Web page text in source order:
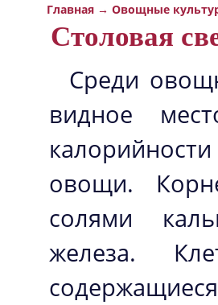
Главная → Овощные
Столовая
Среди
видное
овощи.
солями
железа.